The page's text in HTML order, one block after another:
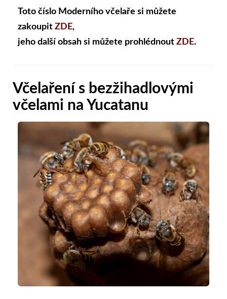
Toto číslo Moderního včelaře si můžete
zakoupit ZDE,
jeho další obsah si můžete prohlédnout ZDE.
Včelaření s bezžihadlovými
včelami na Yucatanu